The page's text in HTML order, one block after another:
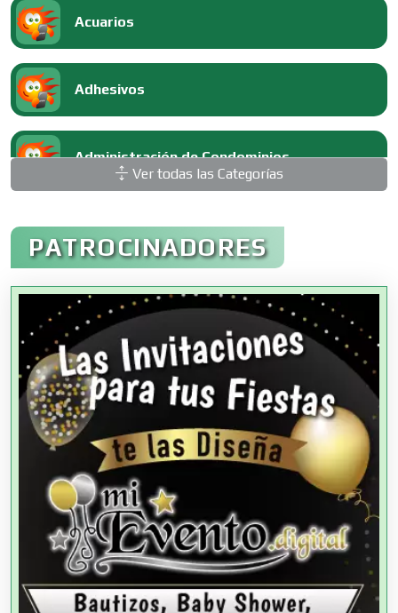
Acuarios
Adhesivos
Administración de Condominios
Administración de Empresas
Agencias Aduanales
Agencias de Autos
Agencias de Cobranza
Agencias de Colocación
Agencias de Modelos
Ver todas las Categorías
PATROCINADORES